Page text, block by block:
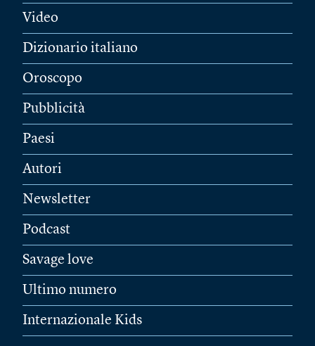
Video
Dizionario italiano
Oroscopo
Pubblicità
Paesi
Autori
Newsletter
Podcast
Savage love
Ultimo numero
Internazionale Kids